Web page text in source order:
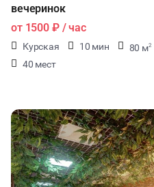
вечеринок
от 1500 ₽/ час
Курская 10 мин 80 м2
40 мест